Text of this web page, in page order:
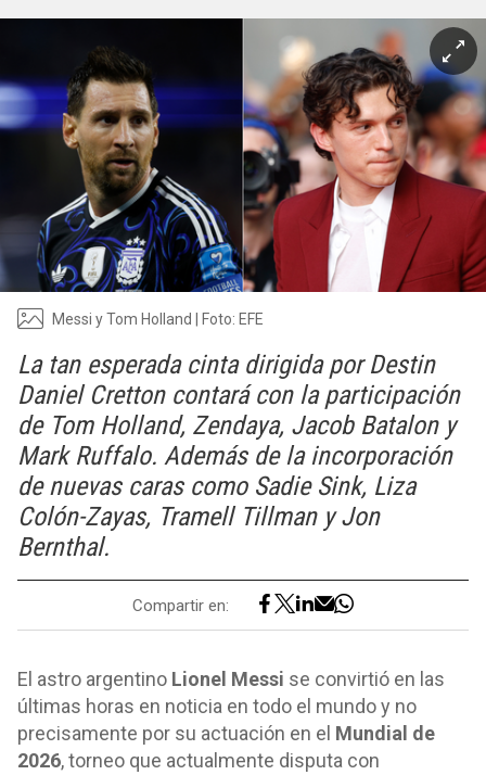
Messi y Tom Holland | Foto: EFE
La tan esperada cinta dirigida por Destin
Daniel Cretton contará con la participación
de Tom Holland, Zendaya, Jacob Batalon y
Mark Ruffalo. Además de la incorporación
de nuevas caras como Sadie Sink, Liza
Colón-Zayas, Tramell Tillman y Jon
Bernthal.
Compartir en:
El astro argentino Lionel Messi se convirtió en las
últimas horas en noticia en todo el mundo y no
precisamente por su actuación en el Mundial de
2026, torneo que actualmente disputa con